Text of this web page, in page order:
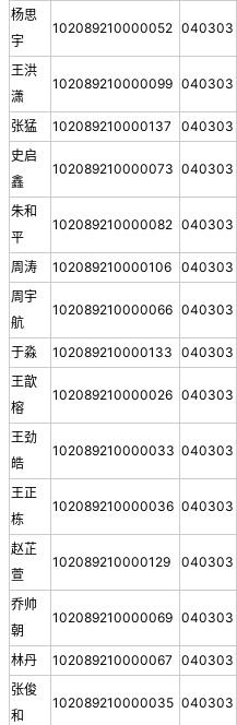
杨思
宇
102089210000052 040303
王洪
潇
102089210000099 040303
张猛 102089210000137 040303
史启
鑫
102089210000073 040303
朱和
平
102089210000082 040303
周涛 102089210000106 040303
周宇
航
102089210000066 040303
于淼 102089210000133 040303
王歆
榕
102089210000026 040303
王劲
皓
102089210000033 040303
王正
栋
102089210000036 040303
赵芷
萱
102089210000129 040303
乔帅
朝
102089210000069 040303
林丹 102089210000067 040303
张俊
和
102089210000035 040303